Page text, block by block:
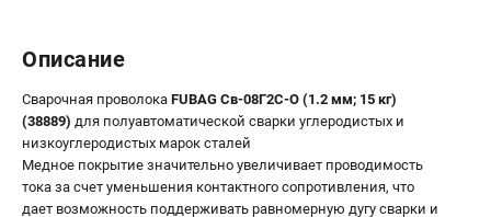
Сварочные полуавтоматы MIG/MAG
Сварочные материалы
ТЕЛЕФОН (САНКТ-ПЕТЕРБУРГ)
+7 (812) 317-60-57
Описание
Сварочная проволока FUBAG Св-08Г2С-О (1.2 мм; 15 кг)
(38889) для полуавтоматической сварки углеродистых и
низкоуглеродистых марок сталей
Медное покрытие значительно увеличивает проводимость
тока за счет уменьшения контактного сопротивления, что
дает возможность поддерживать равномерную дугу сварки и